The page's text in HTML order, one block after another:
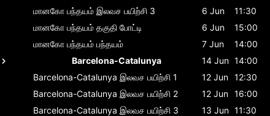
மானகோ பந்தயம் இலவச பயிற்சி 3 6 Jun
11:30
மானகோ பந்தயம் தகுதி போட்டி 6 Jun
15:00
மானகோ பந்தயம் பந்தயம் 7 Jun
14:00
Barcelona-Catalunya
14 Jun 14:00
Barcelona-Catalunya இலவச பயிற்சி 1 12 Jun 12:30
Barcelona-Catalunya இலவச பயிற்சி 2 12 Jun 16:00
Barcelona-Catalunya இலவச பயிற்சி 3 13 Jun 11:30